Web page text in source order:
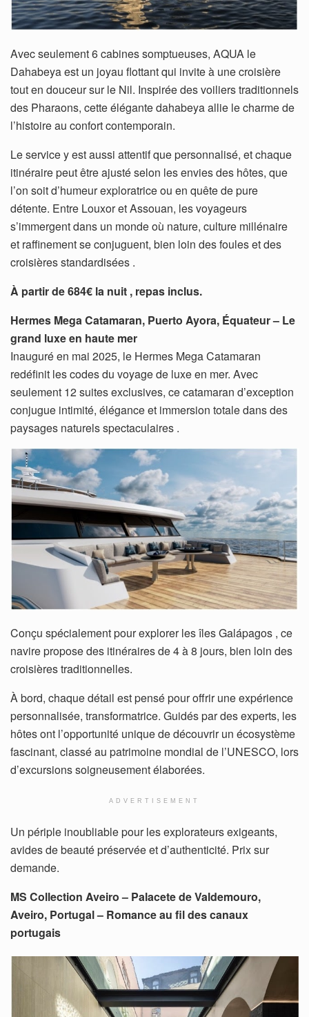
Avec seulement 6 cabines somptueuses, AQUA le
Dahabeya est un joyau flottant qui invite à une croisière
tout en douceur sur le Nil. Inspirée des voiliers traditionnels
des Pharaons, cette élégante dahabeya allie le charme de
l’histoire au confort contemporain.
Le service y est aussi attentif que personnalisé, et chaque
itinéraire peut être ajusté selon les envies des hôtes, que
l’on soit d’humeur exploratrice ou en quête de pure
détente. Entre Louxor et Assouan, les voyageurs
s’immergent dans un monde où nature, culture millénaire
et raffinement se conjuguent, bien loin des foules et des
croisières standardisées .
À partir de 684€ la nuit , repas inclus.
Hermes Mega Catamaran, Puerto Ayora, Équateur – Le
grand luxe en haute mer
Inauguré en mai 2025, le Hermes Mega Catamaran
redéfinit les codes du voyage de luxe en mer. Avec
seulement 12 suites exclusives, ce catamaran d’exception
conjugue intimité, élégance et immersion totale dans des
paysages naturels spectaculaires .
Conçu spécialement pour explorer les îles Galápagos , ce
navire propose des itinéraires de 4 à 8 jours, bien loin des
croisières traditionnelles.
À bord, chaque détail est pensé pour offrir une expérience
personnalisée, transformatrice. Guidés par des experts, les
hôtes ont l’opportunité unique de découvrir un écosystème
fascinant, classé au patrimoine mondial de l’UNESCO, lors
d’excursions soigneusement élaborées.
ADVERTISEMENT
Un périple inoubliable pour les explorateurs exigeants,
avides de beauté préservée et d’authenticité. Prix sur
demande.
MS Collection Aveiro – Palacete de Valdemouro,
Aveiro, Portugal – Romance au fil des canaux
portugais